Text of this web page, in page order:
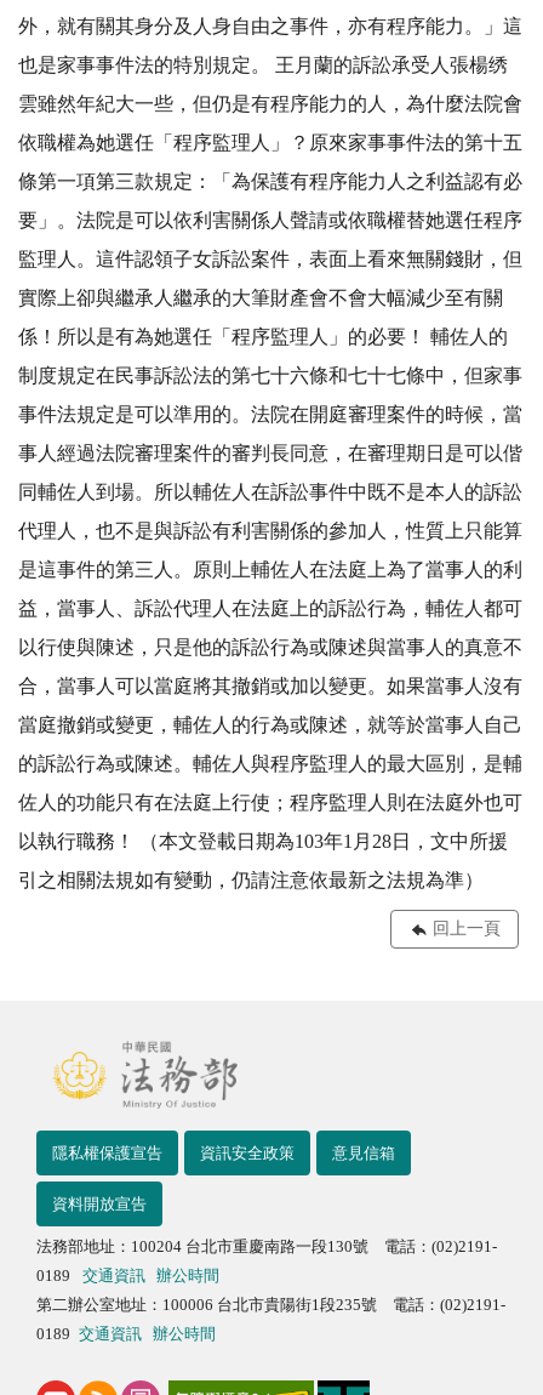
外，就有關其身分及人身自由之事件，亦有程序能力。」這
也是家事事件法的特別規定。 王月蘭的訴訟承受人張楊绣
雲雖然年紀大一些，但仍是有程序能力的人，為什麼法院會
依職權為她選任「程序監理人」？原來家事事件法的第十五
條第一項第三款規定：「為保護有程序能力人之利益認有必
要」。法院是可以依利害關係人聲請或依職權替她選任程序
監理人。這件認領子女訴訟案件，表面上看來無關錢財，但
實際上卻與繼承人繼承的大筆財產會不會大幅減少至有關
係！所以是有為她選任「程序監理人」的必要！ 輔佐人的
制度規定在民事訴訟法的第七十六條和七十七條中，但家事
事件法規定是可以準用的。法院在開庭審理案件的時候，當
事人經過法院審理案件的審判長同意，在審理期日是可以偕
同輔佐人到場。所以輔佐人在訴訟事件中既不是本人的訴訟
代理人，也不是與訴訟有利害關係的參加人，性質上只能算
是這事件的第三人。原則上輔佐人在法庭上為了當事人的利
益，當事人、訴訟代理人在法庭上的訴訟行為，輔佐人都可
以行使與陳述，只是他的訴訟行為或陳述與當事人的真意不
合，當事人可以當庭將其撤銷或加以變更。如果當事人沒有
當庭撤銷或變更，輔佐人的行為或陳述，就等於當事人自己
的訴訟行為或陳述。輔佐人與程序監理人的最大區別，是輔
佐人的功能只有在法庭上行使；程序監理人則在法庭外也可
以執行職務！ （本文登載日期為103年1月28日，文中所援
引之相關法規如有變動，仍請注意依最新之法規為準）
回上一頁
隱私權保護宣告 資訊安全政策 意見信箱
資料開放宣告
法務部地址：100204 台北市重慶南路一段130號 電話：(02)2191-
0189
交通資訊
辦公時間
第二辦公室地址：100006 台北市貴陽街1段235號 電話：(02)2191-
0189 交通資訊 辦公時間